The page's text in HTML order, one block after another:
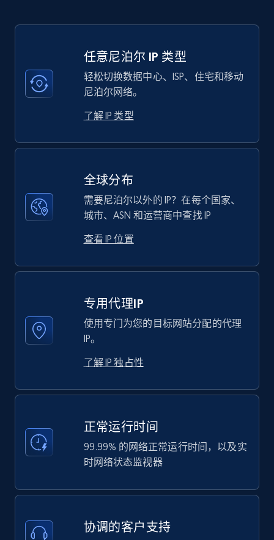
任意尼泊尔 IP 类型
轻松切换数据中心、ISP、住宅和移动
尼泊尔网络。
了解 IP 类型
全球分布
需要尼泊尔以外的 IP？在每个国家、
城市、ASN 和运营商中查找 IP
查看 IP 位置
专用代理IP
使用专门为您的目标网站分配的代理
IP。
了解 IP 独占性
正常运行时间
99.99% 的网络正常运行时间，以及实
时网络状态监视器
协调的客户支持